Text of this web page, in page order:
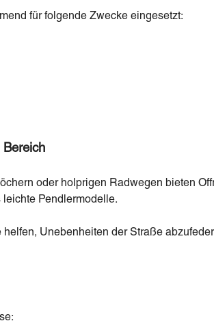
für folgende Zwecke eingesetzt:
Bereich
oder holprigen Radwegen bieten
Pendlermodelle.
Unebenheiten der Straße